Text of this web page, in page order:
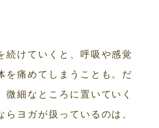
続けていくと、呼吸や感覚
を痛めてしまうことも。だ
微細なところに置いていく
らヨガが扱っているのは、